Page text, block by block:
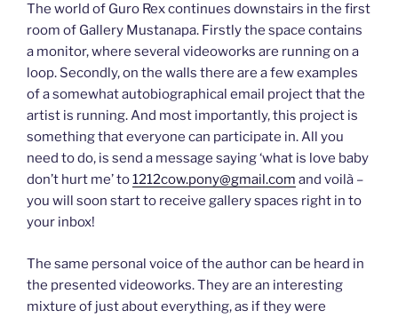
The world of Guro Rex continues downstairs in the first
room of Gallery Mustanapa. Firstly the space contains
a monitor, where several videoworks are running on a
loop. Secondly, on the walls there are a few examples
of a somewhat autobiographical email project that the
artist is running. And most importantly, this project is
something that everyone can participate in. All you
need to do, is send a message saying ‘what is love baby
don’t hurt me’ to1212cow.pony@gmail.com and voilà –
you will soon start to receive gallery spaces right in to
your inbox!
The same personal voice of the author can be heard in
the presented videoworks. They are an interesting
mixture of just about everything, as if they were